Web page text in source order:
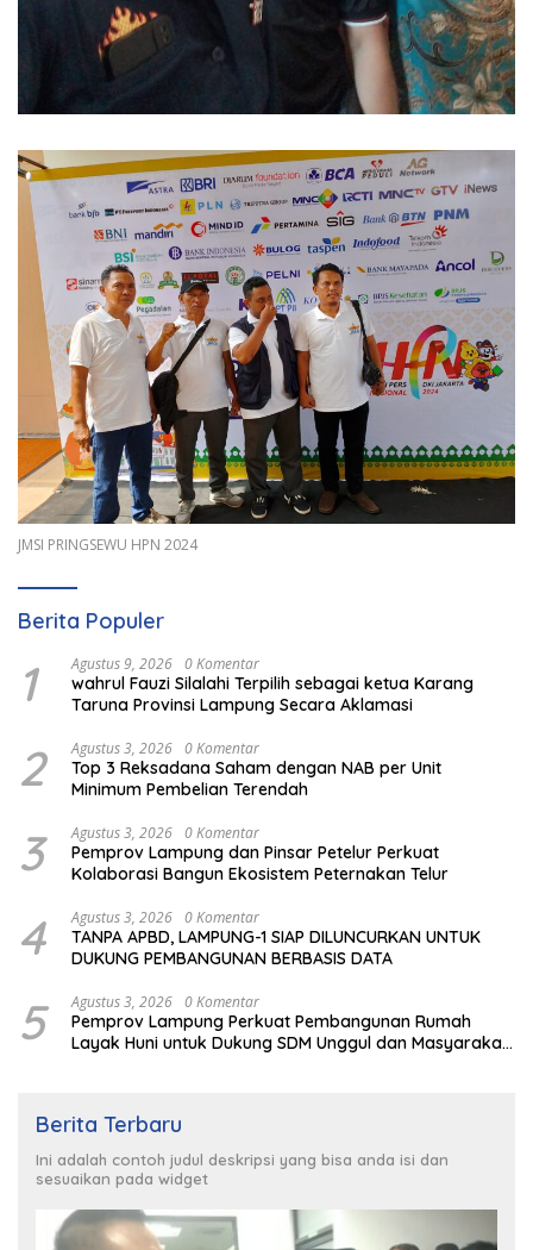
JMSI PRINGSEWU HPN 2024
Berita Populer
1 Agustus 9, 2026 0 Komentar
wahrul Fauzi Silalahi Terpilih sebagai ketua Karang
Taruna Provinsi Lampung Secara Aklamasi
2 Agustus 3, 2026 0 Komentar
Top 3 Reksadana Saham dengan NAB per Unit
Minimum Pembelian Terendah
3 Agustus 3, 2026 0 Komentar
Pemprov Lampung dan Pinsar Petelur Perkuat
Kolaborasi Bangun Ekosistem Peternakan Telur
4 Agustus 3, 2026 0 Komentar
TANPA APBD, LAMPUNG-1 SIAP DILUNCURKAN UNTUK
DUKUNG PEMBANGUNAN BERBASIS DATA
5 Agustus 3, 2026 0 Komentar
Pemprov Lampung Perkuat Pembangunan Rumah
Layak Huni untuk Dukung SDM Unggul dan Masyarakat
Berita Terbaru
Ini adalah contoh judul deskripsi yang bisa anda isi dan
sesuaikan pada widget